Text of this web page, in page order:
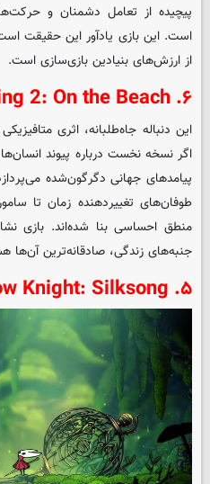
پیچیده از تعامل دشمنان و
است. این بازی یادآور این حقیقت
از ارزش‌های بنیادین بازی‌سازی است.
۶. Death Stranding 2: On the Beach
این دنباله جاه‌طلبانه، اثری
اگر نسخه نخست درباره پیوند
پیامدهای جهانی دگرگون‌شده
طوفان‌های تغییردهنده زمان تا
منطق احساسی بنا شده‌اند. بازی
جنبه‌های زندگی، صادقانه‌ترین آن‌ها
۵. Hollow Knight: Silksong